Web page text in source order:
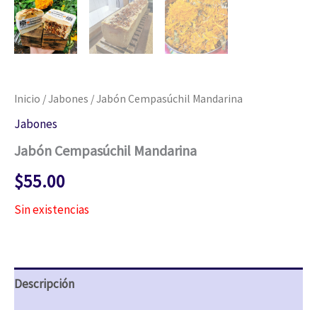
Inicio /Jabones / Jabón Cempasúchil Mandarina
Jabones
Jabón Cempasúchil Mandarina
$55.00
Sin existencias
Descripción